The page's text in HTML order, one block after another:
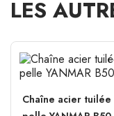
LES
Chaîne acier